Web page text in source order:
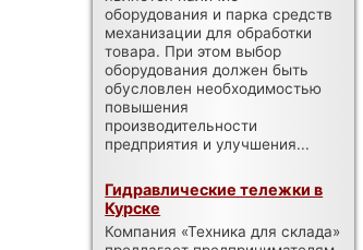
оборудования и парка средств
механизации для обработки
товара. При этом выбор
оборудования должен быть
обусловлен необходимостью
повышения
производительности
предприятия и улучшения...
Гидравлические тележки в
Курске
Компания «Техника для склада»